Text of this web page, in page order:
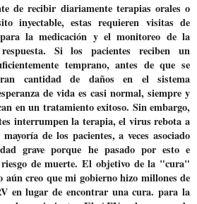
de recibir diariamente terapias orales o
inyectable, estas requieren visitas de
la medicación y el monitoreo de la
Si los pacientes reciben un
temprano, antes de que se
cantidad de daños en el sistema
de vida es casi normal, siempre y
en un tratamiento exitoso. Sin embargo,
interrumpen la terapia, el virus rebota a
de los pacientes, a veces asociado
grave porque he pasado por esto e
de muerte. El objetivo de la "cura"
aún creo que mi gobierno hizo millones de
en lugar de encontrar una cura. para la